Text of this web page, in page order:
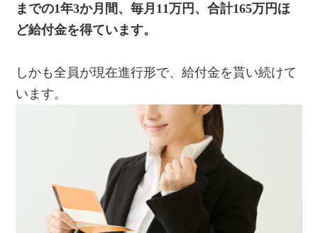
までの1年3か月間、毎月11万円、合計165万円ほ
ど給付金を得ています。
しかも全員が現在進行形で、給付金を貰い続けて
います。